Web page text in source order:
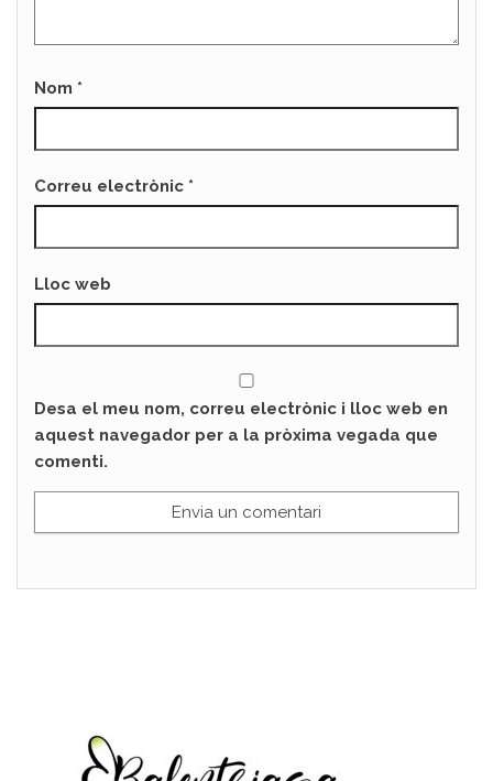
Nom *
Correu electrònic *
Lloc web
Desa el meu nom, correu electrònic i lloc web en
aquest navegador per a la pròxima vegada que
comenti.